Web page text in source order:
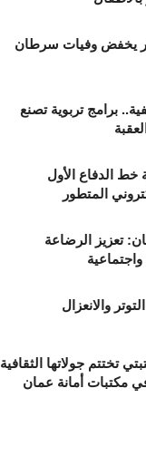
يخفض وفيات سرطان
برامج تربوية تصنع
خط الدفاع الأول
المتطور
تعزيز الرضاعة
واجتماعية
والانعزال
تختتم جولاتها الثقافية
مكتبات أمانة عمان